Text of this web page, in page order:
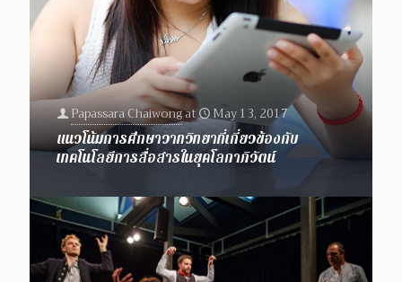
Papassara Chaiwongat
May 13, 2017
แนวโน้มการศึกษาวาทวิทยาที่เกี่ยวข้องกับ
เทคโนโลยีการสื่อสารในยุคโลกาภิวัตน์